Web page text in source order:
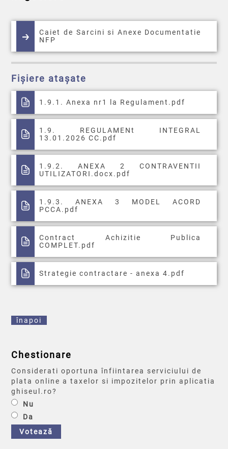
Caiet de Sarcini si Anexe Documentatie
NFP
Fișiere atașate
1.9.1. Anexa nr1 la Regulament.pdf
1.9. REGULAMENt INTEGRAL
13.01.2026 CC.pdf
1.9.2. ANEXA 2 CONTRAVENTII
UTILIZATORI.docx.pdf
1.9.3. ANEXA 3 MODEL ACORD
PCCA.pdf
Contract Achizitie Publica
COMPLET.pdf
Strategie contractare - anexa 4.pdf
înapoi
Chestionare
Considerati oportuna înfiintarea serviciului de
plata online a taxelor si impozitelor prin aplicatia
ghiseul.ro?
Nu
Da
Votează